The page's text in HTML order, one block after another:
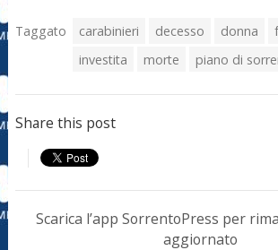
Taggato carabinieri decesso donna
investita
morte piano di
Share this post
Scarica l’app SorrentoPress per
aggiornato